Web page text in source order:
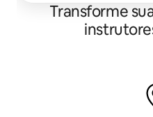
Transforme